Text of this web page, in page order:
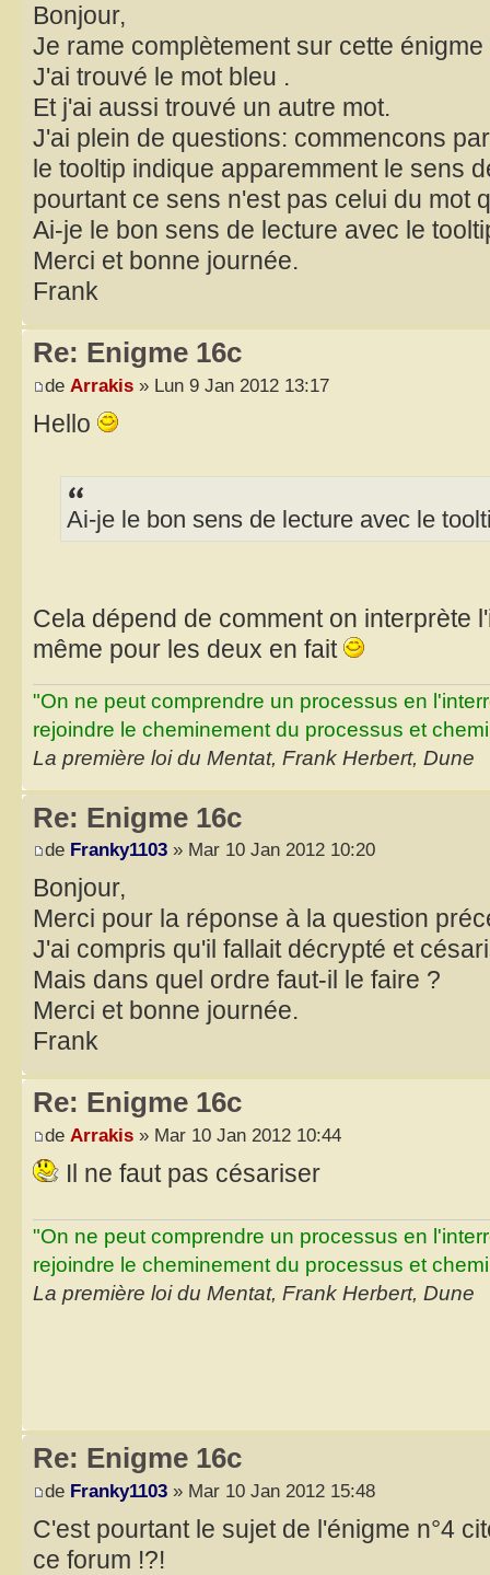
Bonjour,
Je rame complètement sur cette énigme
J'ai trouvé le mot bleu .
Et j'ai aussi trouvé un autre mot.
J'ai plein de questions: commencons
le tooltip indique apparemment le sens
pourtant ce sens n'est pas celui du mot
Ai-je le bon sens de lecture avec le
Merci et bonne journée.
Frank
Re: Enigme 16c
de Arrakis » Lun 9 Jan 2012 13:17
Hello
Ai-je le bon sens de lecture avec le
Cela dépend de comment on interprète
même pour les deux en fait
"On ne peut comprendre un processus en
rejoindre le cheminement du processus et
La première loi du Mentat, Frank Herbert, Dune
Re: Enigme 16c
de Franky1103 » Mar 10 Jan 2012 10:20
Bonjour,
Merci pour la réponse à la question
J'ai compris qu'il fallait décrypté et
Mais dans quel ordre faut-il le faire ?
Merci et bonne journée.
Frank
Re: Enigme 16c
de Arrakis » Mar 10 Jan 2012 10:44
Il ne faut pas césariser
"On ne peut comprendre un processus en
rejoindre le cheminement du processus et
La première loi du Mentat, Frank Herbert, Dune
Re: Enigme 16c
de Franky1103 » Mar 10 Jan 2012 15:48
C'est pourtant le sujet de l'énigme n°4
ce forum !?!